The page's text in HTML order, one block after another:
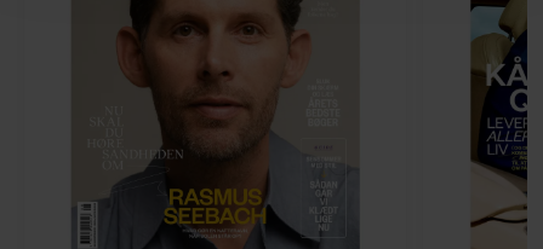
hermed i både vores
privatlivspolitik cookiepolitik.